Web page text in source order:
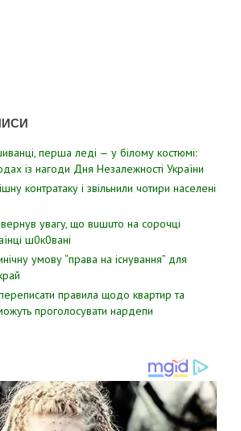
перша леді — у білому костюмі:
із нагоди Дня Незалежності України
контратаку і звiльнили чотири наcелені
yвaгy, щo вuшuтo нa copoчцi
ш0к0вaнi
умoву “пpава на іcнування” для
правила щодо квартир та
проголосувати нардепи